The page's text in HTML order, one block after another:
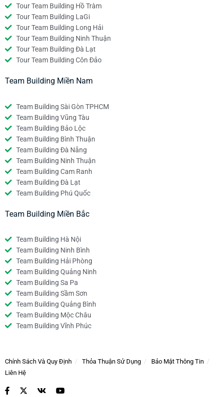
Tour Team Building Hồ Tràm
Tour Team Building LaGi
Tour Team Building Long Hải
Tour Team Building Ninh Thuận
Tour Team Building Đà Lạt
Tour Team Building Côn Đảo
Team Building Miền Nam
Team Building Sài Gòn TPHCM
Team Building Vũng Tàu
Team Building Bảo Lộc
Team Building Bình Thuận
Team Building Đà Nẵng
Team Building Ninh Thuận
Team Building Cam Ranh
Team Building Đà Lạt
Team Building Phú Quốc
Team Building Miền Bắc
Team Building Hà Nội
Team Building Ninh Bình
Team Building Hải Phòng
Team Building Quảng Ninh
Team Building Sa Pa
Team Building Sầm Sơn
Team Building Quảng Bình
Team Building Mộc Châu
Team Building Vĩnh Phúc
Chính Sách Và Quy Định Thỏa Thuận Sử Dụng
Bảo Mật Thông Tin
Liên Hệ